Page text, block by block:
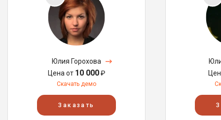
Юлия Горохова
Цена от 10 000₽
Скачать демо
Заказать